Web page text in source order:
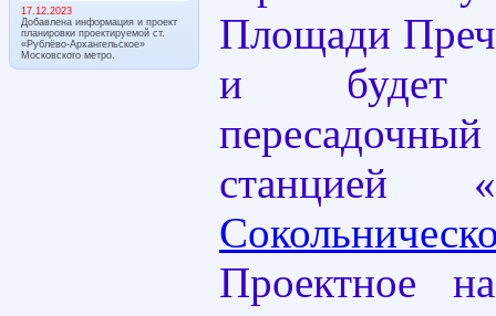
17.12.2023
Добавлена информация и проект
планировки проектируемой ст.
«Рублёво-Архангельское»
Московского метро.
Площади
и будет
станцией
Проектное